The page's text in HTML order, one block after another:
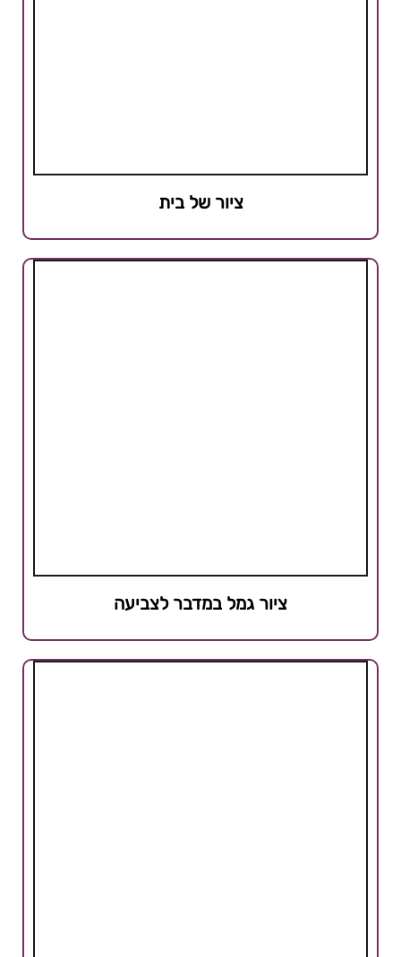
ציור של בית
ציור גמל במדבר לצביעה